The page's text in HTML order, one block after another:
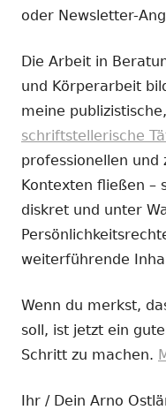
oder Newsletter-
Die Arbeit in
und Körperarbeit
meine publizistische,
schriftstellerische
professionellen und
Kontexten fließen –
diskret und unter
weiterführende
Wenn du merkst,
soll, ist jetzt ein
Schritt zu machen.
Ihr / Dein Arno